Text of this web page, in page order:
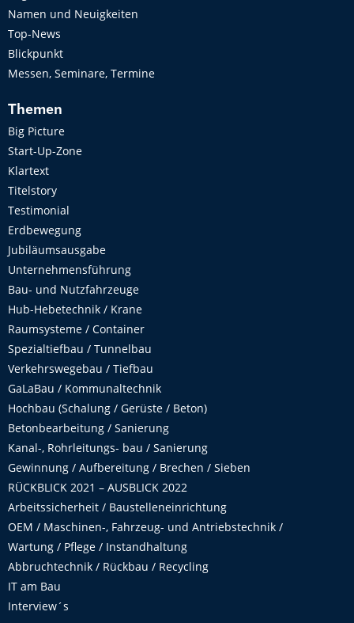
Namen und Neuigkeiten
Top-News
Blickpunkt
Messen, Seminare, Termine
Themen
Big Picture
Start-Up-Zone
Klartext
Titelstory
Testimonial
Erdbewegung
Jubiläumsausgabe
Unternehmensführung
Bau- und Nutzfahrzeuge
Hub-Hebetechnik / Krane
Raumsysteme / Container
Spezialtiefbau / Tunnelbau
Verkehrswegebau / Tiefbau
GaLaBau / Kommunaltechnik
Hochbau (Schalung / Gerüste / Beton)
Betonbearbeitung / Sanierung
Kanal-, Rohrleitungs- bau / Sanierung
Gewinnung / Aufbereitung / Brechen / Sieben
RÜCKBLICK 2021 – AUSBLICK 2022
Arbeitssicherheit / Baustelleneinrichtung
OEM / Maschinen-, Fahrzeug- und Antriebstechnik /
Wartung / Pflege / Instandhaltung
Abbruchtechnik / Rückbau / Recycling
IT am Bau
Interview´s